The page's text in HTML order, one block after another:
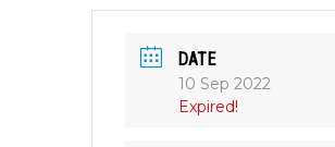
DATE
10 Sep 2022
Expired!